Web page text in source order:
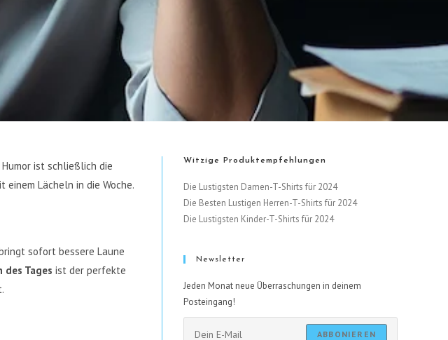
ist schließlich die
Lächeln in die Woche.
sofort bessere Laune
des Tages ist der perfekte
Witzige Produktempfehlungen
Die Lustigsten Damen-T-Shirts für 2024
Die Besten Lustigen Herren-T-Shirts für 2024
Die Lustigsten Kinder-T-Shirts für 2024
Newsletter
Jeden Monat neue Überraschungen in deinem
Posteingang!
ABBONIEREN